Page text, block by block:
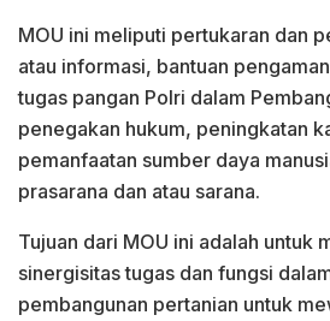
MOU ini meliputi pertukaran dan
atau informasi, bantuan
tugas pangan Polri dalam
penegakan hukum, peningkatan
pemanfaatan sumber daya
prasarana dan atau sarana.
Tujuan dari MOU ini adalah untuk
sinergisitas tugas dan fungsi
pembangunan pertanian untuk